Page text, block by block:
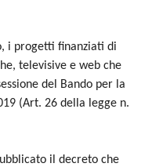
i progetti finanziati di
televisive e web che
del Bando per la
(Art. 26 della legge n.
il decreto che